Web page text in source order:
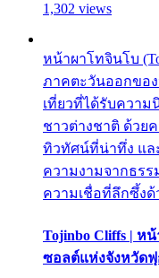
1,302 views
หน้าผาโทจินโบ
ภาคตะวันออกขอ
เที่ยวที่ได้รับควา
ชาวต่างชาติ ด้วย
ทิวทัศน์ที่น่าทึ่ง แล
ความงามจากธรร
ความเชื่อที่ลึกซึ้งด้
Tojinbo Cliffs | ห
ซอลต์แห่งจังหวัด